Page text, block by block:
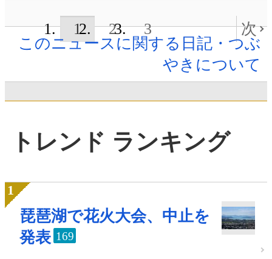
1 2 3
次
このニュースに関する日記・つぶ
やきについて
トレンド ランキング
琵琶湖で花火大会、中止を
発表 169